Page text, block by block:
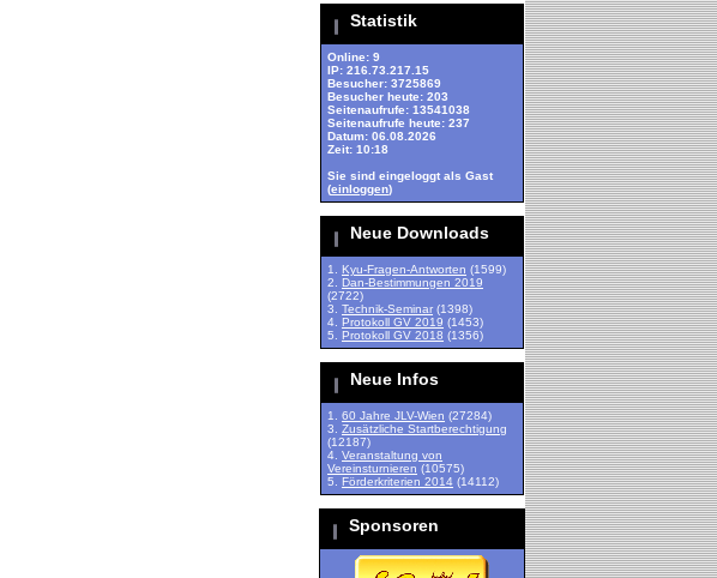
Statistik
Online: 9
IP: 216.73.217.15
Besucher: 3725869
Besucher heute: 203
Seitenaufrufe: 13541038
Seitenaufrufe heute: 237
Datum: 06.08.2026
Zeit: 10:18
Sie sind eingeloggt als Gast
(einloggen)
Neue Downloads
1. Kyu-Fragen-Antworten (1599)
2. Dan-Bestimmungen 2019
(2722)
3. Technik-Seminar (1398)
4. Protokoll GV 2019 (1453)
5. Protokoll GV 2018 (1356)
Neue Infos
1. 60 Jahre JLV-Wien (27284)
3. Zusätzliche Startberechtigung
(12187)
4. Veranstaltung von
Vereinsturnieren (10575)
5. Förderkriterien 2014 (14112)
Sponsoren